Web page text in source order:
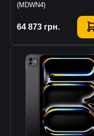
(MDWN4)
64 873 грн.
Купити